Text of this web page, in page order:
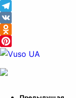
Twitter
Telegram
VK
Odnoklassniki
Pinterest